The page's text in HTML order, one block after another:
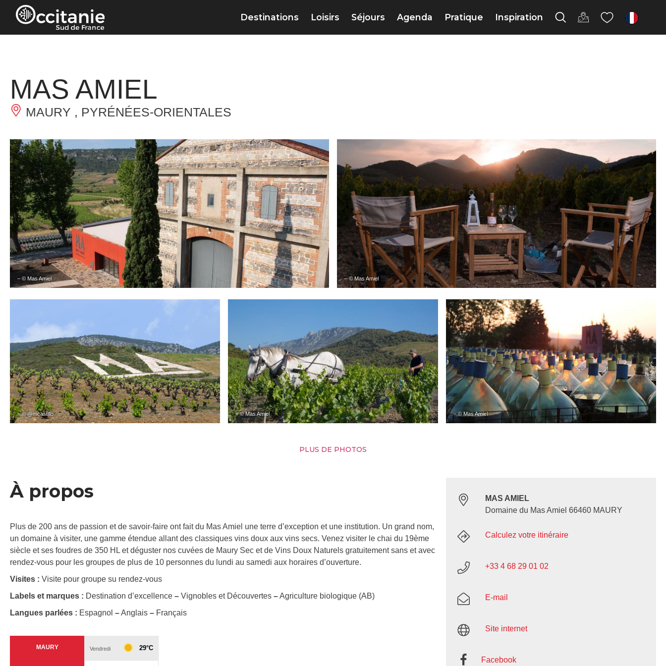
Panneau de gestion des cookies
Destinations Loisirs Séjours Agenda Pratique Inspiration fr
MAS AMIEL
MAURY , PYRÉNÉES-ORIENTALES
– © Mas Amiel – © Mas Amiel
– © @mcastillo – © Mas Amiel – © Mas Amiel
PLUS DE PHOTOS
À propos
Plus de 200 ans de passion et de savoir-faire ont fait du Mas Amiel une terre d’exception et une institution. Un grand nom,
un domaine à visiter, une gamme étendue allant des classiques vins doux aux vins secs. Venez visiter le chai du 19ème
siècle et ses foudres de 350 HL et déguster nos cuvées de Maury Sec et de Vins Doux Naturels gratuitement sans et avec
rendez-vous pour les groupes de plus de 10 personnes du lundi au samedi aux horaires d’ouverture.
Visites : Visite pour groupe su rendez-vous
Labels et marques : Destination d’excellence – Vignobles et Découvertes –Agriculture biologique (AB)
Langues parlées : Espagnol –Anglais – Français
MAS AMIEL
Domaine du Mas Amiel 66460 MAURY
Calculez votre itinéraire
+33 4 68 29 01 02
E-mail
Site internet
Facebook